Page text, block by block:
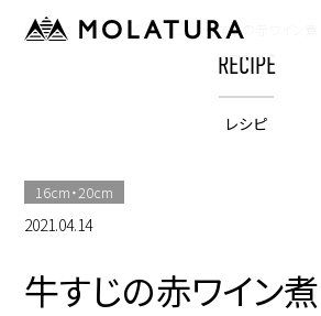
HOME bestpotのレシピ 牛すじの赤ワイン煮
RECIPE
レシピ
16cm・20cm
2021.04.14
牛すじの赤ワイン煮